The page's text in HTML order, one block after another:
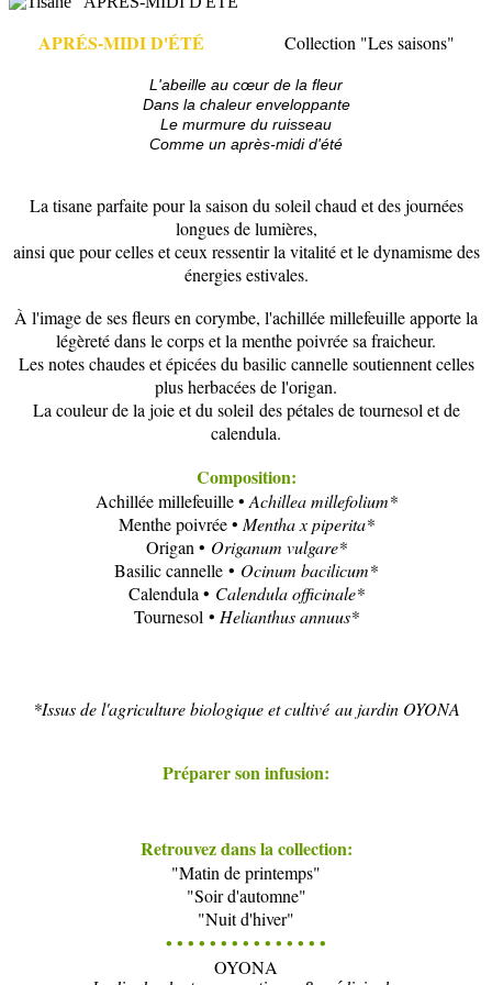
APRÉS-MIDI D'ÉTÉ Collection "Les saisons"
L'abeille au cœur de la fleur
Dans la chaleur enveloppante
Le murmure du ruisseau
Comme un après-midi d'été
La tisane parfaite pour la saison du soleil chaud et des journées
longues de lumières,
ainsi que pour celles et ceux ressentir la vitalité et le dynamisme des
énergies estivales.
À l'image de ses fleurs en corymbe, l'achillée millefeuille apporte la
légèreté dans le corps et la menthe poivrée sa fraicheur.
Les notes chaudes et épicées du basilic cannelle soutiennent celles
plus herbacées de l'origan.
La couleur de la joie et du soleil des pétales de tournesol et de
calendula.
Composition:
Achillée millefeuille • Achillea millefolium*
Menthe poivrée • Mentha x piperita*
Origan • Origanum vulgare*
Basilic cannelle • Ocinum bacilicum*
Calendula • Calendula officinale*
Tournesol • Helianthus annuus*
*Issus de l'agriculture biologique et cultivé au jardin OYONA
Préparer son infusion:
Retrouvez dans la collection:
"Matin de printemps"
"Soir d'automne"
"Nuit d'hiver"
• • • • • • • • • • • • • • •
OYONA